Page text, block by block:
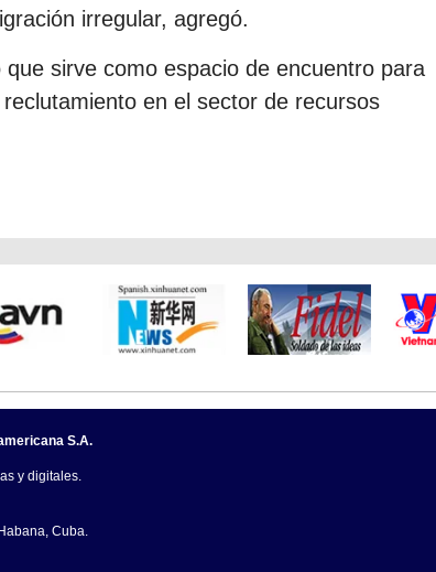
irregular, agregó.
sirve como espacio de encuentro para
en el sector de recursos
S.A.
y digitales.
Cuba.